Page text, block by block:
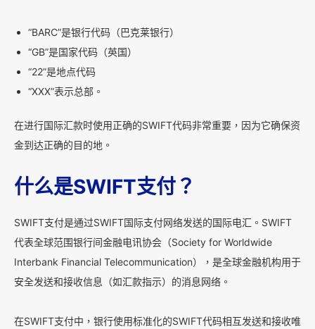
“BARC”是银行代码（巴克莱银行）
“GB”是国家代码（英国）
“22”是地点代码
“XXX”表示总部。
在进行国际汇款时使用正确的SWIFT代码非常重要，因为它确保资
金到达正确的目的地。
什么是SWIFT支付？
SWIFT支付是通过SWIFT国际支付网络发送的国际电汇。SWIFT
代表全球范围银行间金融电讯协会（Society for Worldwide
Interbank Financial Telecommunication），是全球金融机构用于
安全发送和接收信息（如汇款指示）的消息网络。
在SWIFT支付中，银行使用标准化的SWIFT代码相互发送和接收唯